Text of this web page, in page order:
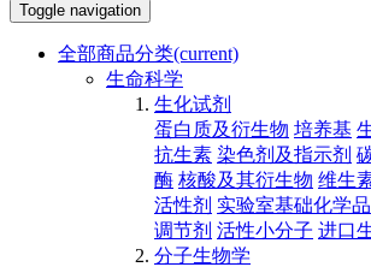
Toggle navigation
全部商品分类(current)
生命科学
生化试剂
蛋白质及衍生物 培养基
抗生素 染色剂及指示剂
酶 核酸及其衍生物 维生
活性剂 实验室基础化学品
调节剂 活性小分子 进口
分子生物学